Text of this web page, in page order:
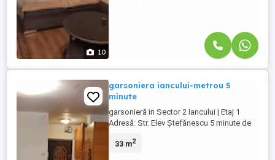
10
garsoniera iancului-metrou 5
minute
garsonieră in Sector 2 Iancului | Etaj 1
Adresă: Str. Elev Ștefănescu 5 minute de
nord Complet mobilată și utilată
33 m2